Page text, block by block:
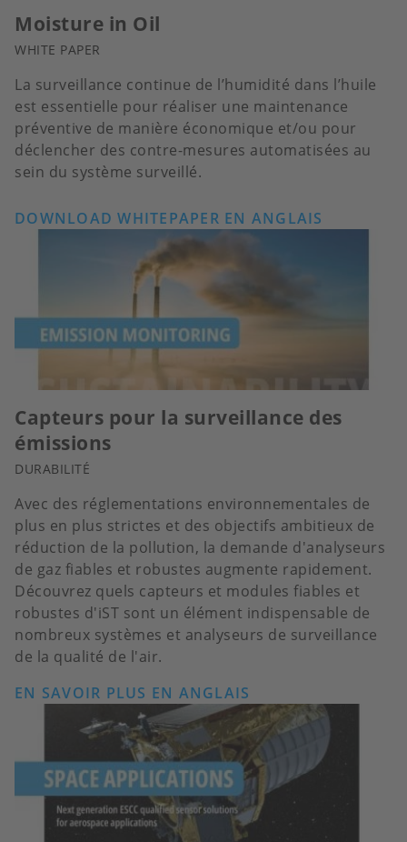
Moisture in Oil
WHITE PAPER
La surveillance continue de l’humidité dans l’huile
est essentielle pour réaliser une maintenance
préventive de manière économique et/ou pour
déclencher des contre-mesures automatisées au
sein du système surveillé.
DOWNLOAD WHITEPAPER EN ANGLAIS
Capteurs pour la surveillance des
émissions
DURABILITÉ
Avec des réglementations environnementales de
plus en plus strictes et des objectifs ambitieux de
réduction de la pollution, la demande d'analyseurs
de gaz fiables et robustes augmente rapidement.
Découvrez quels capteurs et modules fiables et
robustes d'iST sont un élément indispensable de
nombreux systèmes et analyseurs de surveillance
de la qualité de l'air.
EN SAVOIR PLUS EN ANGLAIS